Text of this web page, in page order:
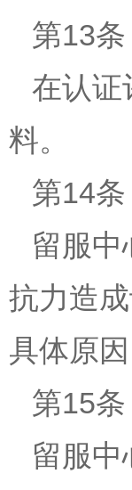
第13条
在认证
料。
第14条
留服中
抗力造
具体原因
第15条
留服中